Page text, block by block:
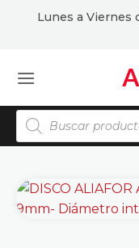
Lunes a Viernes
Búsqueda
de
productos